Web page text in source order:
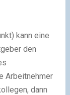
kann eine
den
Arbeitnehmer
dann